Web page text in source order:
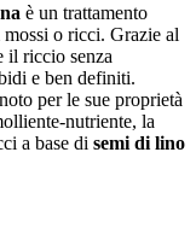
è un trattamento
o ricci. Grazie al
il riccio senza
e ben definiti.
per le sue proprietà
nutriente, la
a base di semi di lino